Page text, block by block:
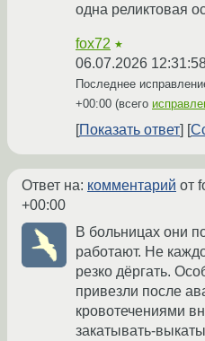
одна реликтовая
fox72 ★
06.07.2026
Последнее
+00:00 (всего
Показать ответ
Ответ на: комментарий от
+00:00
В больницах они
работают. Не
резко дёргать.
привезли после
кровотечениями
закатывать-